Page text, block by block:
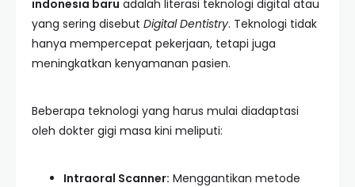
indonesia baru adalah literasi teknologi digital atau
yang sering disebut Digital Dentistry. Teknologi tidak
hanya mempercepat pekerjaan, tetapi juga
meningkatkan kenyamanan pasien.
Beberapa teknologi yang harus mulai diadaptasi
oleh dokter gigi masa kini meliputi:
Intraoral Scanner: Menggantikan metode